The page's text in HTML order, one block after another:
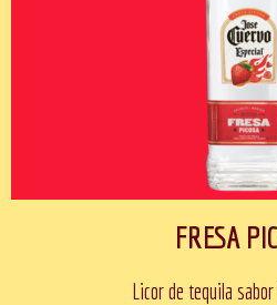
FRESA
Licor de tequila